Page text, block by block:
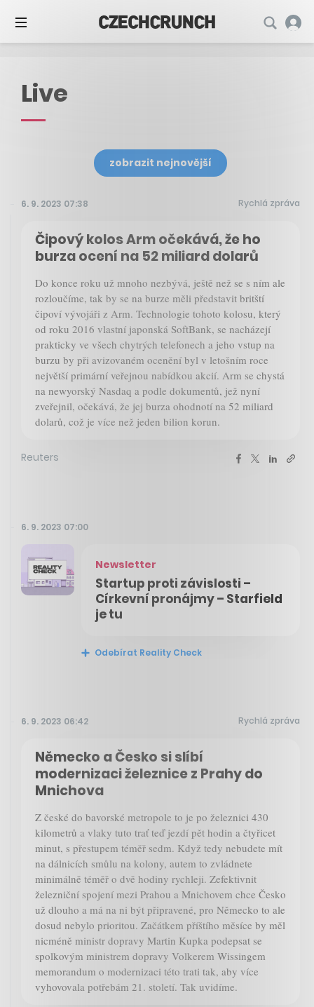
Live
zobrazit nejnovější
6. 9. 2023 07:38 Rychlá zpráva
Čipový kolos Arm očekává, že ho
burza ocení na 52 miliard dolarů
Do konce roku už mnoho nezbývá, ještě než se s ním ale
rozloučíme, tak by se na burze měli představit britští
čipoví vývojáři z Arm. Technologie tohoto kolosu, který
od roku 2016 vlastní japonská SoftBank, se nacházejí
prakticky ve všech chytrých telefonech a jeho vstup na
burzu by při avizovaném ocenění byl v letošním roce
největší primární veřejnou nabídkou akcií. Arm se chystá
na newyorský Nasdaq a podle dokumentů, jež nyní
zveřejnil, očekává, že jej burza ohodnotí na 52 miliard
dolarů, což je více než jeden bilion korun.
Reuters
6. 9. 2023 07:00
Newsletter
Startup proti závislosti –
Církevní pronájmy – Starfield
je tu
Odebírat Reality Check
6. 9. 2023 06:42 Rychlá zpráva
Německo a Česko si slíbí
modernizaci železnice z Prahy do
Mnichova
Z české do bavorské metropole to je po železnici 430
kilometrů a vlaky tuto trať teď jezdí pět hodin a čtyřicet
minut, s přestupem téměř sedm. Když tedy nebudete mít
na dálnicích smůlu na kolony, autem to zvládnete
minimálně téměř o dvě hodiny rychleji. Zefektivnit
železniční spojení mezi Prahou a Mnichovem chce Česko
už dlouho a má na ni být připravené, pro Německo to ale
dosud nebylo prioritou. Začátkem příštího měsíce by měl
nicméně ministr dopravy Martin Kupka podepsat se
spolkovým ministrem dopravy Volkerem Wissingem
memorandum o modernizaci této trati tak, aby více
vyhovovala potřebám 21. století. Tak uvidíme.